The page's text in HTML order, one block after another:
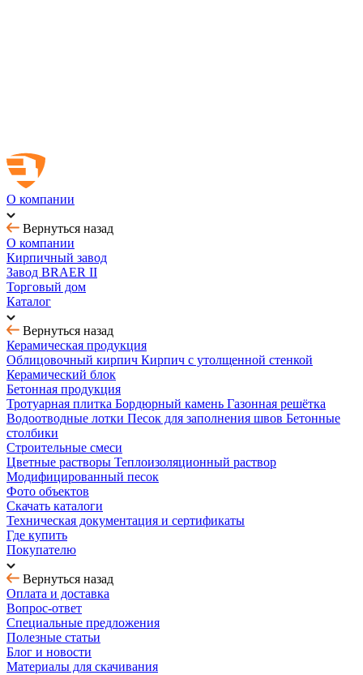
О компании
Вернуться назад
О компании
Кирпичный завод
Завод BRAER II
Торговый дом
Каталог
Вернуться назад
Керамическая продукция
Облицовочный кирпич Кирпич с утолщенной стенкой
Керамический блок
Бетонная продукция
Тротуарная плитка Бордюрный камень Газонная решётка
Водоотводные лотки Песок для заполнения швов Бетонные
столбики
Строительные смеси
Цветные растворы Теплоизоляционный раствор
Модифицированный песок
Фото объектов
Скачать каталоги
Техническая документация и сертификаты
Где купить
Покупателю
Вернуться назад
Оплата и доставка
Вопрос-ответ
Специальные предложения
Полезные статьи
Блог и новости
Материалы для скачивания